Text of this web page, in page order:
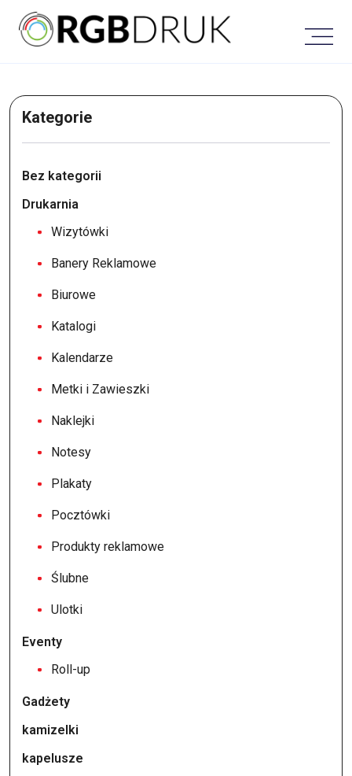
content
Kategorie
Bez kategorii
Drukarnia
Wizytówki
Banery Reklamowe
Biurowe
Katalogi
Kalendarze
Metki i Zawieszki
Naklejki
Notesy
Plakaty
Pocztówki
Produkty reklamowe
Ślubne
Ulotki
Eventy
Roll-up
Gadżety
kamizelki
kapelusze